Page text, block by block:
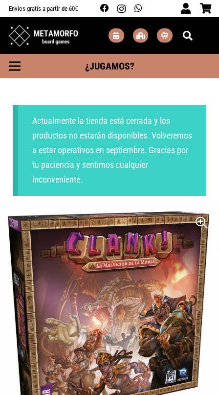
Envíos gratis a partir de 60€
¿JUGAMOS?
Actualmente la tienda está cerrada y los
productos no estarán disponibles. Volveremos
a estar operativos en septiembre. Gracias por
tu paciencia y sentimos cualquier
inconveniente.